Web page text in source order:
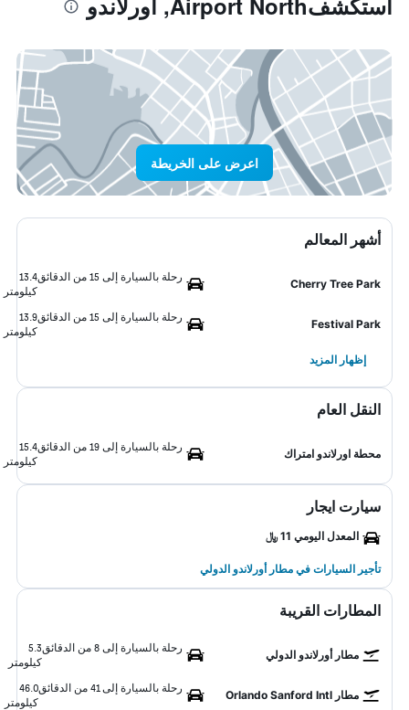
اعرض على الخريطة
أشهر المعالم
Cherry Tree Park
رحلة بالسيارة إلى 15 من الدقائق
13.4
كيلومتر
Festival Park
رحلة بالسيارة إلى 15 من الدقائق
13.9
كيلومتر
إظهار المزيد
النقل العام
محطة اورلاندو امتراك
رحلة بالسيارة إلى 19 من الدقائق
15.4
كيلومتر
سيارت ايجار
المعدل اليومي 11 ﷼
تأجير السيارات في مطار أورلاندو الدولي
المطارات القريبة
مطار أورلاندو الدولي
رحلة بالسيارة إلى 8 من الدقائق
5.3
كيلومتر
مطار Orlando Sanford Intl
رحلة بالسيارة إلى 41 من الدقائق
46.0
كيلومتر